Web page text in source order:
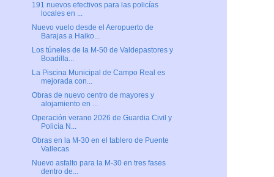
191 nuevos efectivos para las policías
locales en ...
Nuevo vuelo desde el Aeropuerto de
Barajas a Haiko...
Los túneles de la M-50 de Valdepastores y
Boadilla...
La Piscina Municipal de Campo Real es
mejorada con...
Obras de nuevo centro de mayores y
alojamiento en ...
Operación verano 2026 de Guardia Civil y
Policía N...
Obras en la M-30 en el tablero de Puente
Vallecas
Nuevo asfalto para la M-30 en tres fases
dentro de...